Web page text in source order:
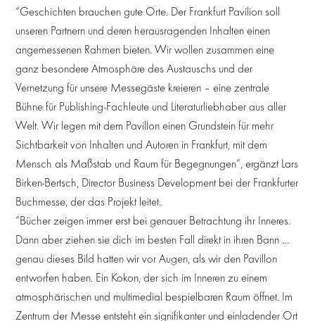
“Geschichten brauchen gute Orte. Der Frankfurt Pavilion soll
unseren Partnern und deren herausragenden Inhalten einen
angemessenen Rahmen bieten. Wir wollen zusammen eine
ganz besondere Atmosphäre des Austauschs und der
Vernetzung für unsere Messegäste kreieren – eine zentrale
Bühne für Publishing-Fachleute und Literaturliebhaber aus aller
Welt. Wir legen mit dem Pavillon einen Grundstein für mehr
Sichtbarkeit von Inhalten und Autoren in Frankfurt, mit dem
Mensch als Maßstab und Raum für Begegnungen”, ergänzt Lars
Birken-Bertsch, Director Business Development bei der Frankfurter
Buchmesse, der das Projekt leitet.
“Bücher zeigen immer erst bei genauer Betrachtung ihr Inneres.
Dann aber ziehen sie dich im besten Fall direkt in ihren Bann …
genau dieses Bild hatten wir vor Augen, als wir den Pavillon
entworfen haben. Ein Kokon, der sich im Inneren zu einem
atmosphärischen und multimedial bespielbaren Raum öffnet. Im
Zentrum der Messe entsteht ein signifikanter und einladender Ort